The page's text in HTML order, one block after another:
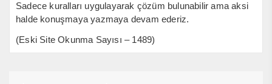
Sadece kuralları uygulayarak çözüm bulunabilir ama aksi
halde konuşmaya yazmaya devam ederiz.
(Eski Site Okunma Sayısı – 1489)